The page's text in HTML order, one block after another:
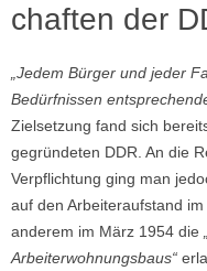
chaften der
„Jedem Bürger und jeder
Bedürfnissen
Zielsetzung fand sich
gegründeten DDR. An die
Verpflichtung ging man
auf den Arbeiteraufstand
anderem im März 1954 die
Arbeiterwohnungsbaus“